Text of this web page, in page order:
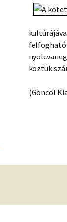
felfogható
köztük
(Göncöl